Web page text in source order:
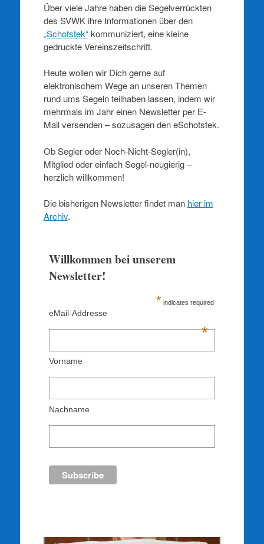
Über viele Jahre haben die Segelverrückten
des SVWK ihre Informationen über den
„Schotstek“kommuniziert, eine kleine
gedruckte Vereinszeitschrift.
Heute wollen wir Dich gerne auf
elektronischem Wege an unseren Themen
rund ums Segeln teilhaben lassen, indem wir
mehrmals im Jahr einen Newsletter per E-
Mail versenden – sozusagen den eSchotstek.
Ob Segler oder Noch-Nicht-Segler(in),
Mitglied oder einfach Segel-neugierig –
herzlich willkommen!
Die bisherigen Newsletter findet man hier im
Archiv.
Willkommen bei unserem
Newsletter!
* indicates required
eMail-Addresse
*
Vorname
Nachname